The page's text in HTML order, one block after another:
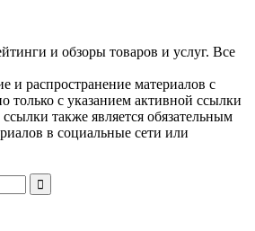
и обзоры товаров и услуг. Все
и распространение материалов с
только с указанием активной ссылки
также является обязательным
в социальные сети или